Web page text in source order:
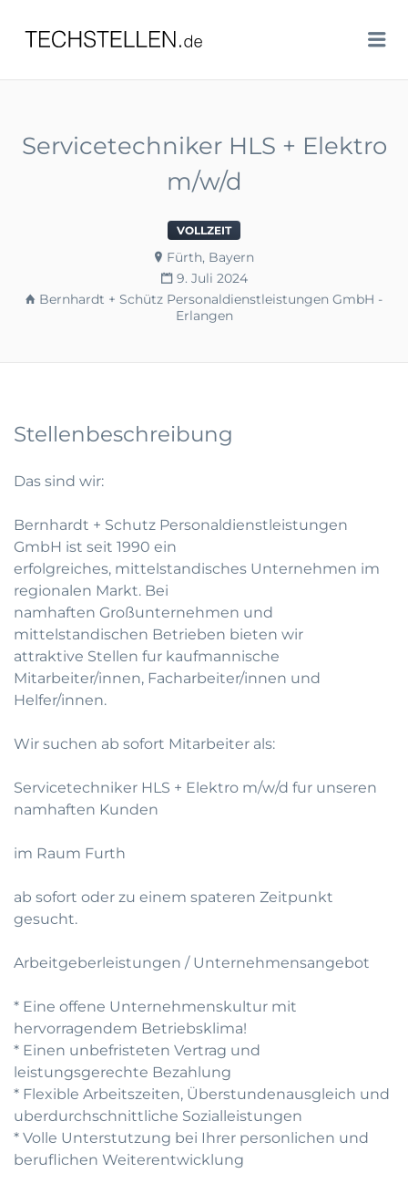
TECHSTELLEN.DE
Servicetechniker HLS + Elektro
m/w/d
VOLLZEIT
Fürth, Bayern
9. Juli 2024
Bernhardt + Schütz Personaldienstleistungen GmbH -
Erlangen
Stellenbeschreibung
Das sind wir:
Bernhardt + Schutz Personaldienstleistungen
GmbH ist seit 1990 ein
erfolgreiches, mittelstandisches Unternehmen im
regionalen Markt. Bei
namhaften Großunternehmen und
mittelstandischen Betrieben bieten wir
attraktive Stellen fur kaufmannische
Mitarbeiter/innen, Facharbeiter/innen und
Helfer/innen.
Wir suchen ab sofort Mitarbeiter als:
Servicetechniker HLS + Elektro m/w/d fur unseren
namhaften Kunden
im Raum Furth
ab sofort oder zu einem spateren Zeitpunkt
gesucht.
Arbeitgeberleistungen / Unternehmensangebot
* Eine offene Unternehmenskultur mit
hervorragendem Betriebsklima!
* Einen unbefristeten Vertrag und
leistungsgerechte Bezahlung
* Flexible Arbeitszeiten, Überstundenausgleich und
uberdurchschnittliche Sozialleistungen
* Volle Unterstutzung bei Ihrer personlichen und
beruflichen Weiterentwicklung